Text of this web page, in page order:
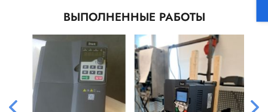
ВЫПОЛНЕННЫЕ РАБОТЫ